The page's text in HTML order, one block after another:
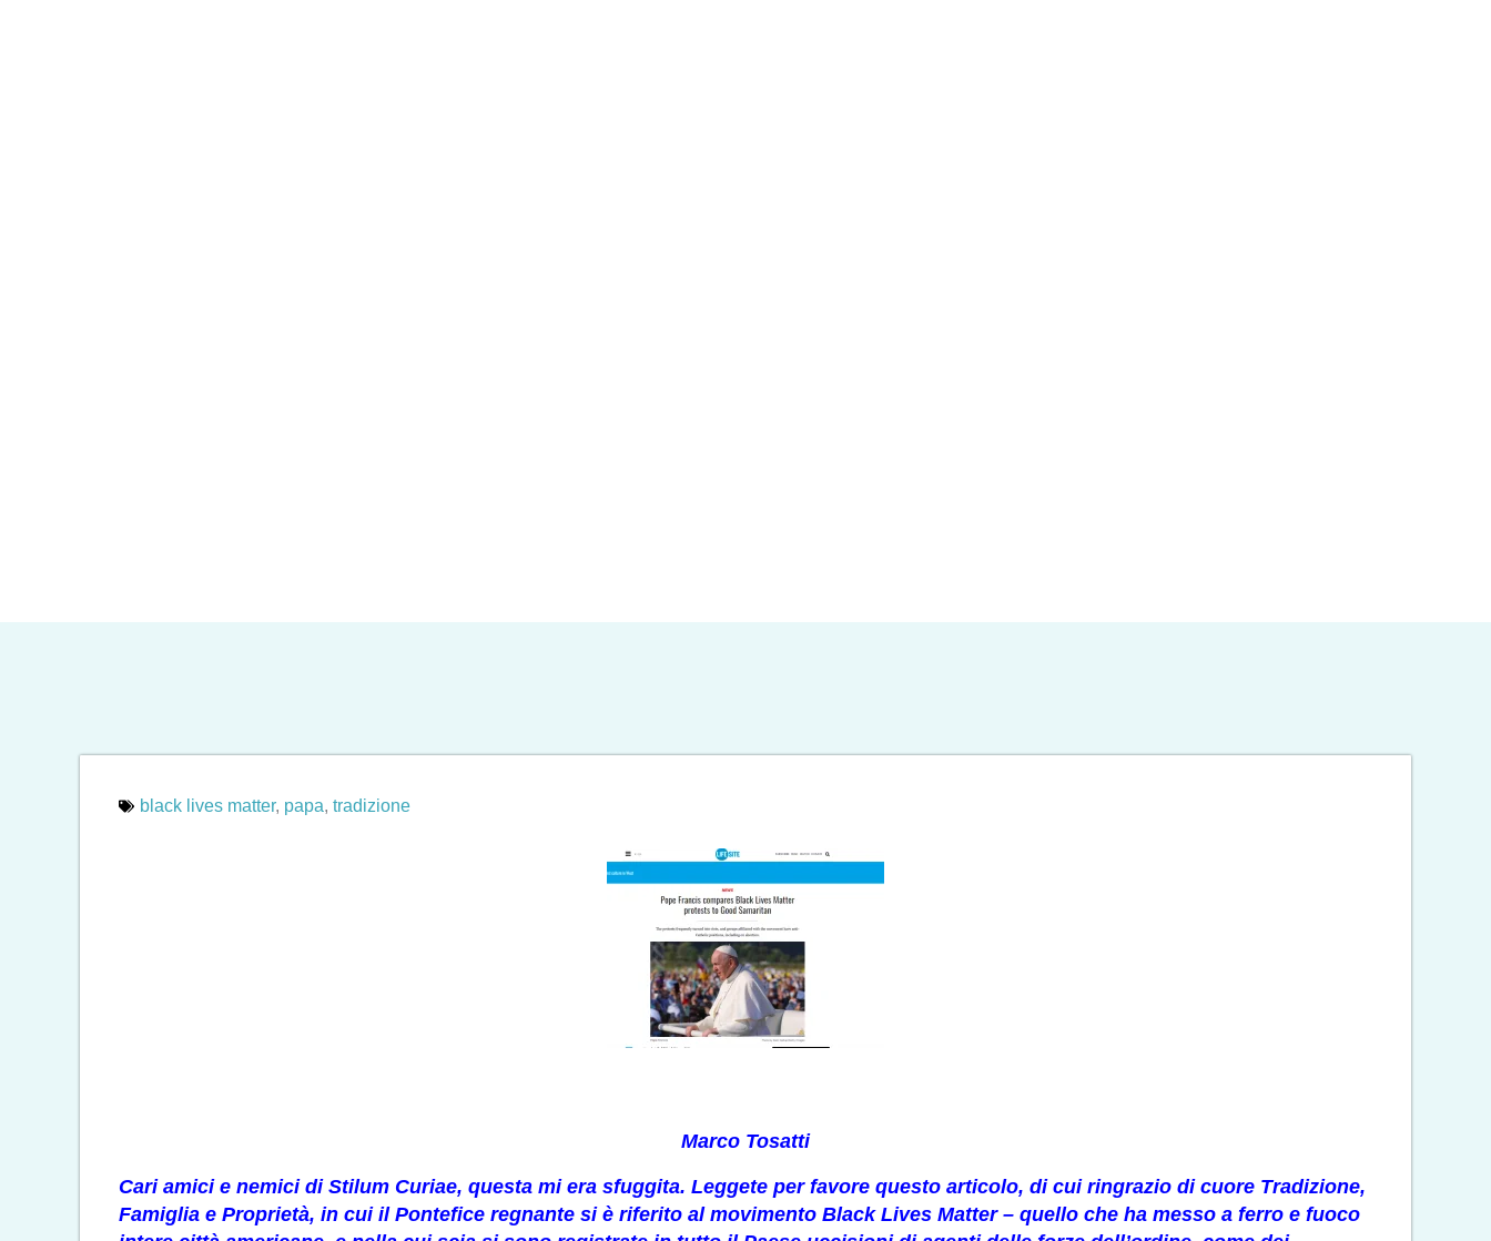
black lives matter, papa, tradizione
Marco Tosatti
Cari amici e nemici di Stilum Curiae, questa mi era sfuggita. Leggete per favore questo articolo, di cui ringrazio di cuore Tradizione,
Famiglia e Proprietà, in cui il Pontefice regnante si è riferito al movimento Black Lives Matter – quello che ha messo a ferro e fuoco